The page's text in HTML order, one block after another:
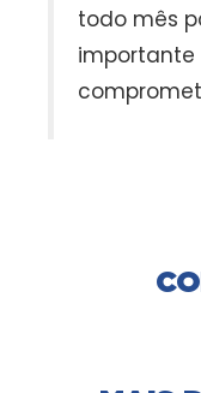
todo mês
importante